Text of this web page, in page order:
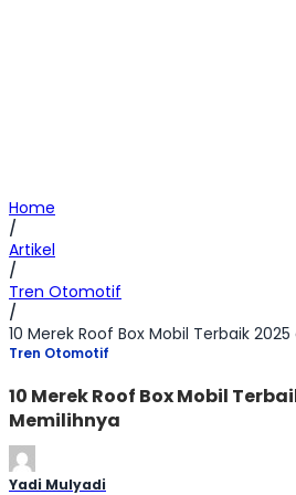
Home
/
Artikel
/
Tren Otomotif
/
10 Merek Roof Box Mobil Terbaik
Tren Otomotif
10 Merek Roof Box Mobil
Memilihnya
Yadi Mulyadi